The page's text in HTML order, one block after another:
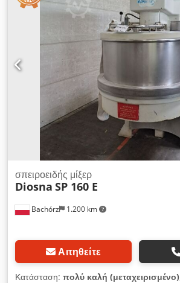
Bachórz 1.200 km
σπειροειδής μίξερ
Diosna SP 160 E
Αιτηθείτε
Κατάσταση: πολύ καλή (μεταχειρισμένο)